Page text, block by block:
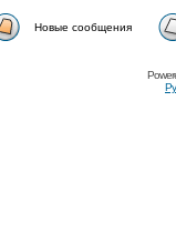
Новые сообщения